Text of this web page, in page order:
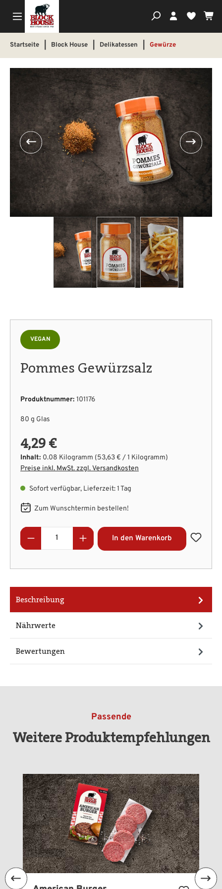
Du
Startseite Block House Delikatessen Gewürze
Bildergalerie überspringen
VEGAN
Pommes Gewürzsalz
Produktnummer: 101176
80 g Glas
4,29 €
Inhalt: 0.08 Kilogramm (53,63 € / 1 Kilogramm)
Preise inkl. MwSt. zzgl. Versandkosten
Sofort verfügbar, Lieferzeit: 1 Tag
Zum Wunschtermin bestellen!
Produkt Anzahl: Gib den gewünschten
In den Warenkorb
Beschreibung
Nährwerte
Bewertungen
Passende
Weitere Produktempfehlungen